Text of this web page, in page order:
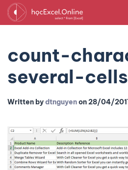
count-
several-cells
Written bydtnguyenon28/04/